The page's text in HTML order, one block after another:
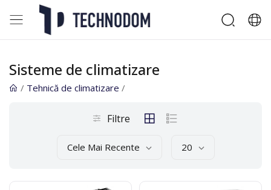
Sisteme de climatizare
/ Tehnică de climatizare /
Filtre
Cele Mai Recente 20